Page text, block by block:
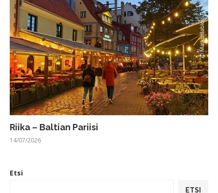
Riika – Baltian Pariisi
14/07/2026
Etsi
ETSI